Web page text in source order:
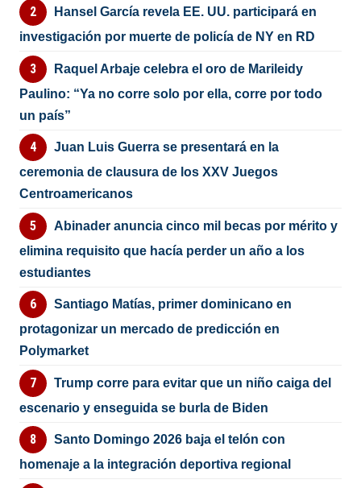
Hansel García revela EE. UU. participará en
investigación por muerte de policía de NY en RD
Raquel Arbaje celebra el oro de Marileidy
Paulino: “Ya no corre solo por ella, corre por todo
un país”
Juan Luis Guerra se presentará en la
ceremonia de clausura de los XXV Juegos
Centroamericanos
Abinader anuncia cinco mil becas por mérito y
elimina requisito que hacía perder un año a los
estudiantes
Santiago Matías, primer dominicano en
protagonizar un mercado de predicción en
Polymarket
Trump corre para evitar que un niño caiga del
escenario y enseguida se burla de Biden
Santo Domingo 2026 baja el telón con
homenaje a la integración deportiva regional